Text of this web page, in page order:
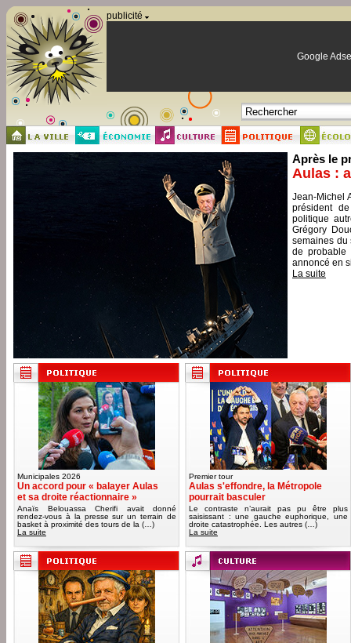
publicité
Google
Après le
Aulas :
Jean-Michel
président
politique
Grégory
semaines du
de probable
annoncé en
La suite
Municipales 2026
Un accord pour « balayer Aulas
et sa droite réactionnaire »
Anaïs Belouassa Cherifi avait donné
rendez-vous à la presse sur un terrain de
basket à proximité des tours de la (…)
La suite
Premier tour
Aulas s'effondre, la Métropole
pourrait basculer
Le contraste n’aurait pas pu être plus
saisissant : une gauche euphorique, une
droite catastrophée. Les autres (…)
La suite
Panneau de gestion des cookies